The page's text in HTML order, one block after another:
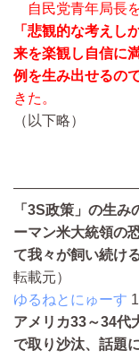
自民党青年局長
「悲観的な考えし
来を楽観し自信に
例を生み出せるの
きた。
（以下略）
「3S政策」の生
ーマン米大統領の
て我々が飼い続ける
転載元）
ゆるねとにゅーす
アメリカ33～34代
で取り沙汰、話題